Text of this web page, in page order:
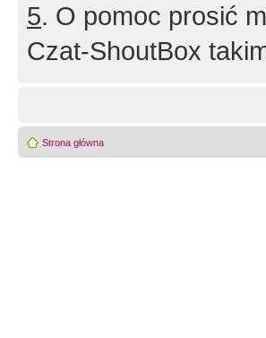
5. O pomoc prosić
Czat-ShoutBox
Strona główna